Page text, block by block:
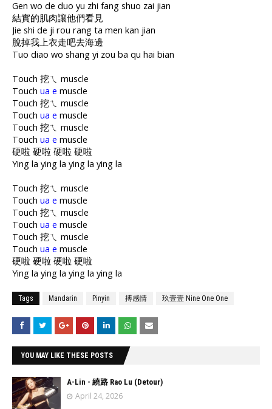
Gen wo de duo yu zhi fang shuo zai jian
結實的肌肉讓他們看見
Jie shi de ji rou rang ta men kan jian
脫掉我上衣走吧去海邊
Tuo diao wo shang yi zou ba qu hai bian
Touch 挖ㄟ muscle
Touch ua e muscle
Touch 挖ㄟ muscle
Touch ua e muscle
Touch 挖ㄟ muscle
Touch ua e muscle
硬啦 硬啦 硬啦 硬啦
Ying la ying la ying la ying la
Touch 挖ㄟ muscle
Touch ua e muscle
Touch 挖ㄟ muscle
Touch ua e muscle
Touch 挖ㄟ muscle
Touch ua e muscle
硬啦 硬啦 硬啦 硬啦
Ying la ying la ying la ying la
Tags Mandarin Pinyin 搏感情 玖壹壹 Nine One One
YOU MAY LIKE THESE POSTS
A-Lin - 繞路 Rao Lu (Detour)
April 24, 2026